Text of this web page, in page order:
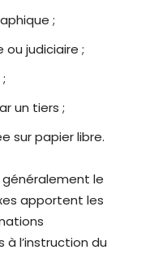
;
judiciaire ;
un tiers ;
sur papier libre.
généralement le
apportent les
l’instruction du